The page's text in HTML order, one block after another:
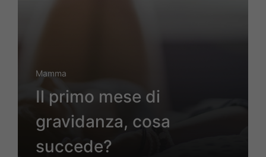
Mamma
Il primo mese di
gravidanza, cosa
succede?